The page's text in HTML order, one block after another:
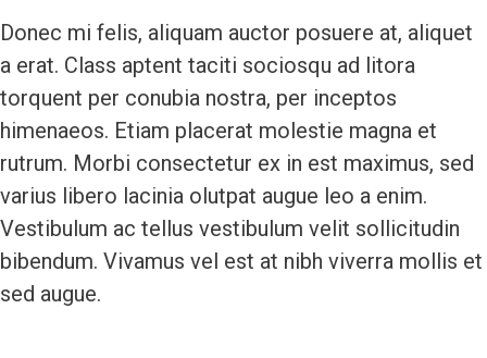
Donec mi felis, aliquam auctor posuere at, aliquet
a erat. Class aptent taciti sociosqu ad litora
torquent per conubia nostra, per inceptos
himenaeos. Etiam placerat molestie magna et
rutrum. Morbi consectetur ex in est maximus, sed
varius libero lacinia olutpat augue leo a enim.
Vestibulum ac tellus vestibulum velit sollicitudin
bibendum. Vivamus vel est at nibh viverra mollis et
sed augue.